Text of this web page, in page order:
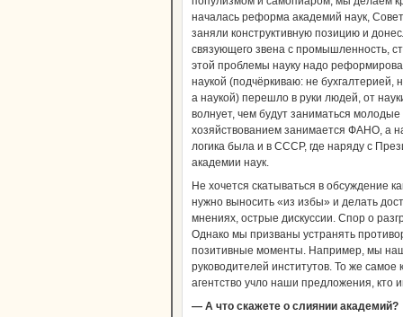
началась реформа академий наук,
заняли конструктивную позицию и
связующего звена с промышленность,
этой проблемы науку надо
наукой (подчёркиваю: не
а наукой) перешло в руки людей, от
волнует, чем будут заниматься
хозяйствованием занимается ФАНО, а
логика была и в СССР, где наряду с
академии наук.
Не хочется скатываться в обсуждение
нужно выносить «из избы» и делать
мнениях, острые дискуссии. Спор о
Однако мы призваны устранять
позитивные моменты. Например, мы
руководителей институтов. То же
агентство учло наши предложения,
— А что скажете о слиянии академий?